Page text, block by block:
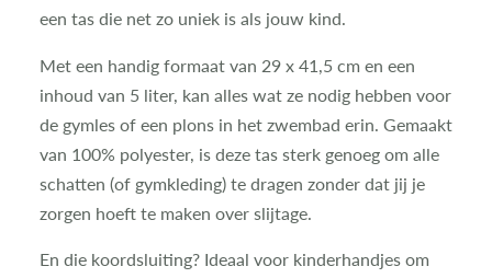
een tas die net zo uniek is als jouw kind.
Met een handig formaat van 29 x 41,5 cm en een
inhoud van 5 liter, kan alles wat ze nodig hebben voor
de gymles of een plons in het zwembad erin. Gemaakt
van 100% polyester, is deze tas sterk genoeg om alle
schatten (of gymkleding) te dragen zonder dat jij je
zorgen hoeft te maken over slijtage.
En die koordsluiting? Ideaal voor kinderhandjes om